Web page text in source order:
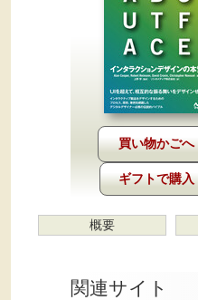
ギフトで購入
概要
関連サイト